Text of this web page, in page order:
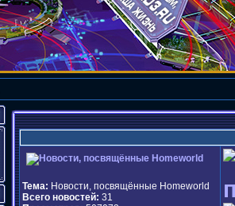
Тема: Новости, посвящённые Homeworld
Всего новостей: 31